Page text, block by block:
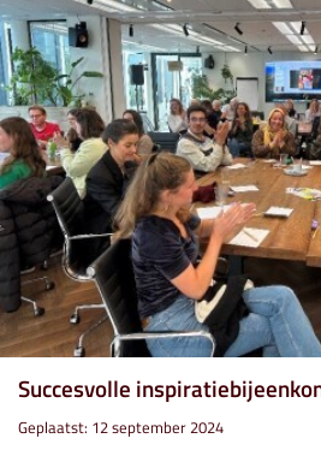
Succesvolle
Geplaatst: 12 september 2024